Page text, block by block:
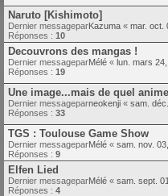
Naruto [Kishimoto]
Dernier messageparKazuma « mar. oct.
Réponses : 10
Decouvrons des mangas !
Dernier messageparMélé « lun. mars
Réponses : 19
Une image...mais de quel
Dernier messageparneokenji « sam.
Réponses : 33
TGS : Toulouse Game Show
Dernier messageparMélé « sam. nov.
Réponses : 9
Elfen Lied
Dernier messageparMélé « sam. sept.
Réponses : 4